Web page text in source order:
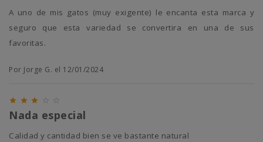
A uno de mis gatos (muy exigente) le encanta esta marca y
seguro que esta variedad se convertira en una de sus
favoritas.
Por Jorge G. el 12/01/2024
  
Nada especial
Calidad y cantidad bien se ve bastante natural